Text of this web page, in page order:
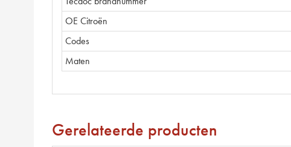
OE Citroën
Codes
Maten
Gerelateerde producten